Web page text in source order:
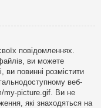
повідомленнях.
ви можете
повинні розмістити
веб-
my-picture.gif. Ви не
які знаходяться на